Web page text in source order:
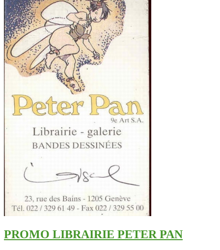
PROMO LIBRAIRIE PETER PAN